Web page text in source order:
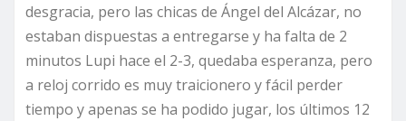
desgracia, pero las chicas de Ángel del Alcázar, no
estaban dispuestas a entregarse y ha falta de 2
minutos Lupi hace el 2-3, quedaba esperanza, pero
a reloj corrido es muy traicionero y fácil perder
tiempo y apenas se ha podido jugar, los últimos 12